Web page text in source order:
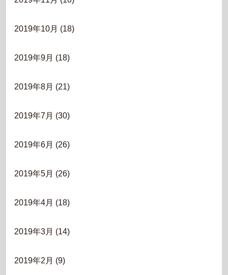
2019年10月 (18)
2019年9月 (18)
2019年8月 (21)
2019年7月 (30)
2019年6月 (26)
2019年5月 (26)
2019年4月 (18)
2019年3月 (14)
2019年2月 (9)